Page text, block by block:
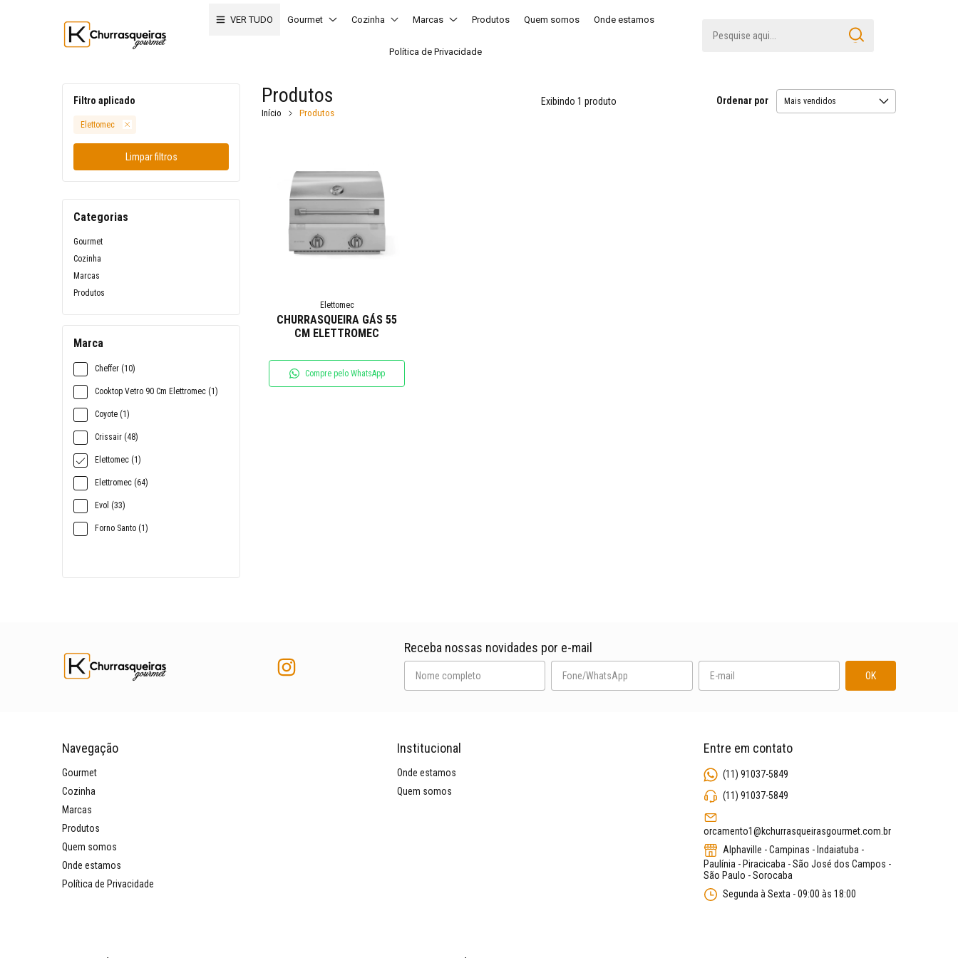
VER TUDO Gourmet Cozinha Marcas Produtos Quem somos Onde estamos
Política de Privacidade
Filtro aplicado
Elettomec
Limpar filtros
Categorias
Gourmet
Cozinha
Marcas
Produtos
Marca
Cheffer (10)
Cooktop Vetro 90 Cm Elettromec (1)
Coyote (1)
Crissair (48)
Elettomec (1)
Elettromec (64)
Evol (33)
Forno Santo (1)
Produtos
Início Produtos
Exibindo 1 produto Ordenar por
Elettomec
CHURRASQUEIRA GÁS 55
CM ELETTROMEC
Compre pelo WhatsApp
Receba nossas novidades por e-mail
Navegação
Gourmet
Cozinha
Marcas
Produtos
Quem somos
Onde estamos
Política de Privacidade
Institucional
Onde estamos
Quem somos
Entre em contato
(11) 91037-5849
(11) 91037-5849
orcamento1@kchurrasqueirasgourmet.com.br
Alphaville - Campinas - Indaiatuba -
Paulínia - Piracicaba - São José dos Campos -
São Paulo - Sorocaba
Segunda à Sexta - 09:00 às 18:00